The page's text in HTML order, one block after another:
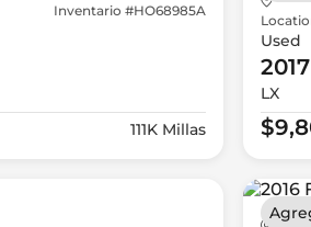
Inventario #HO68985A
111K Millas
Used
LX